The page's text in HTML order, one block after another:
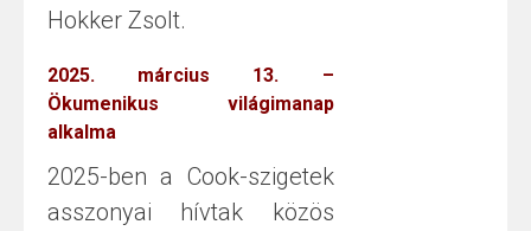
Hokker Zsolt.
2025. március 13. –
Ökumenikus világimanap
alkalma
2025-ben a Cook-szigetek
asszonyai hívtak közös